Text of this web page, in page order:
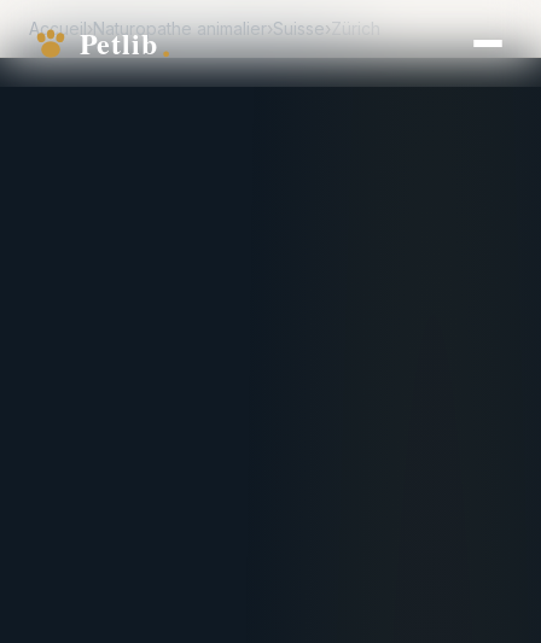
Accueil›Naturopathe animalier›Suisse›Zürich